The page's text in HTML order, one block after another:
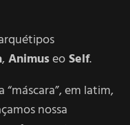
,AnimuseoSelf.
em latim,
nossa